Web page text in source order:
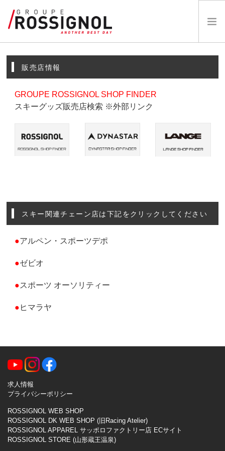
INNOVATIONS
NEWS
CATALOGS
CAREERS
DEALER
販売店情報
GROUPE ROSSIGNOL SHOP FINDER
スキーグッズ販売店検索 ※外部リンク
スキー関連チェーン店は下記をクリックしてください
●アルペン・スポーツデポ
●ゼビオ
●スポーツ オーソリティー
● ヒマラヤ
求人情報
プライバシーポリシー
ROSSIGNOL WEB SHOP
ROSSIGNOL DK WEB SHOP (旧Racing Atelier)
ROSSIGNOL APPAREL サッポロファクトリー店 ECサイト
ROSSIGNOL STORE (山形蔵王温泉)